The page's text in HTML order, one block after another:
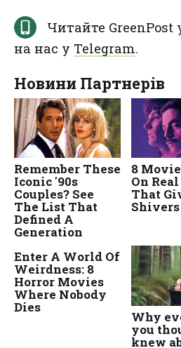
Читайте GreenPost
на нас у Telegram.